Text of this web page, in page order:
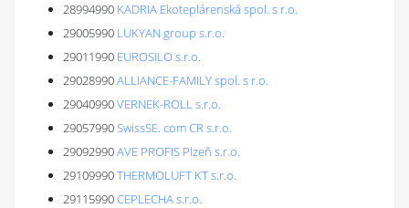
28994990 KADRIA Ekoteplárenská spol. s r.o.
29005990 LUKYAN group s.r.o.
29011990 EUROSILO s.r.o.
29028990ALLIANCE-FAMILY spol. s r.o.
29040990VERNEK-ROLL s.r.o.
29057990SwissSE. com CR s.r.o.
29092990AVE PROFIS Plzeň s.r.o.
29109990THERMOLUFT KT s.r.o.
29115990CEPLECHA s.r.o.